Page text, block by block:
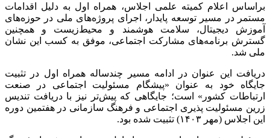
براساس اعلام کمیته علمی اجلاس، همراه اول به دلیل اقدامات
مستمر در مسیر توسعه پایدار، اجرای پروژه‌های ملی در حوزه‌های
آموزش دیجیتال، سلامت هوشمند و محیط‌زیست و همچنین
گسترش برنامه‌های مشارکت اجتماعی، موفق به کسب این نشان
ملی شد.
دریافت این عنوان در ادامه مسیر چندساله همراه اول در تثبیت
جایگاه خود به عنوان «پیشگام مسئولیت اجتماعی در صنعت
ارتباطات کشور» است؛ جایگاهی که پیش‌تر نیز با دریافت تندیس
زرین مسئولیت پذیری اجتماعی و فرهنگ سازمانی در هفتمین دوره
این اجلاس (مهر ۱۴۰۳) تثبیت شده بود.